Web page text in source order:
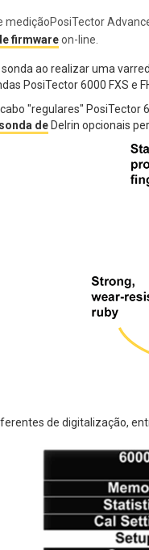
mediçãoPosiTector
firmwareon-line.
ao realizar uma
PosiTector 6000 FXS e
"regulares" PosiTector
de Delrin opcionais
de digitalização,